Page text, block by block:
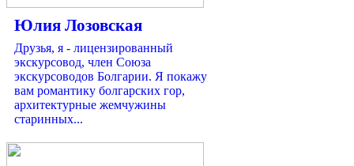
Юлия Лозовская
Друзья, я - лицензированный
экскурсовод, член Союза
экскурсоводов Болгарии. Я покажу
вам романтику болгарских гор,
архитектурные жемчужины
старинных...